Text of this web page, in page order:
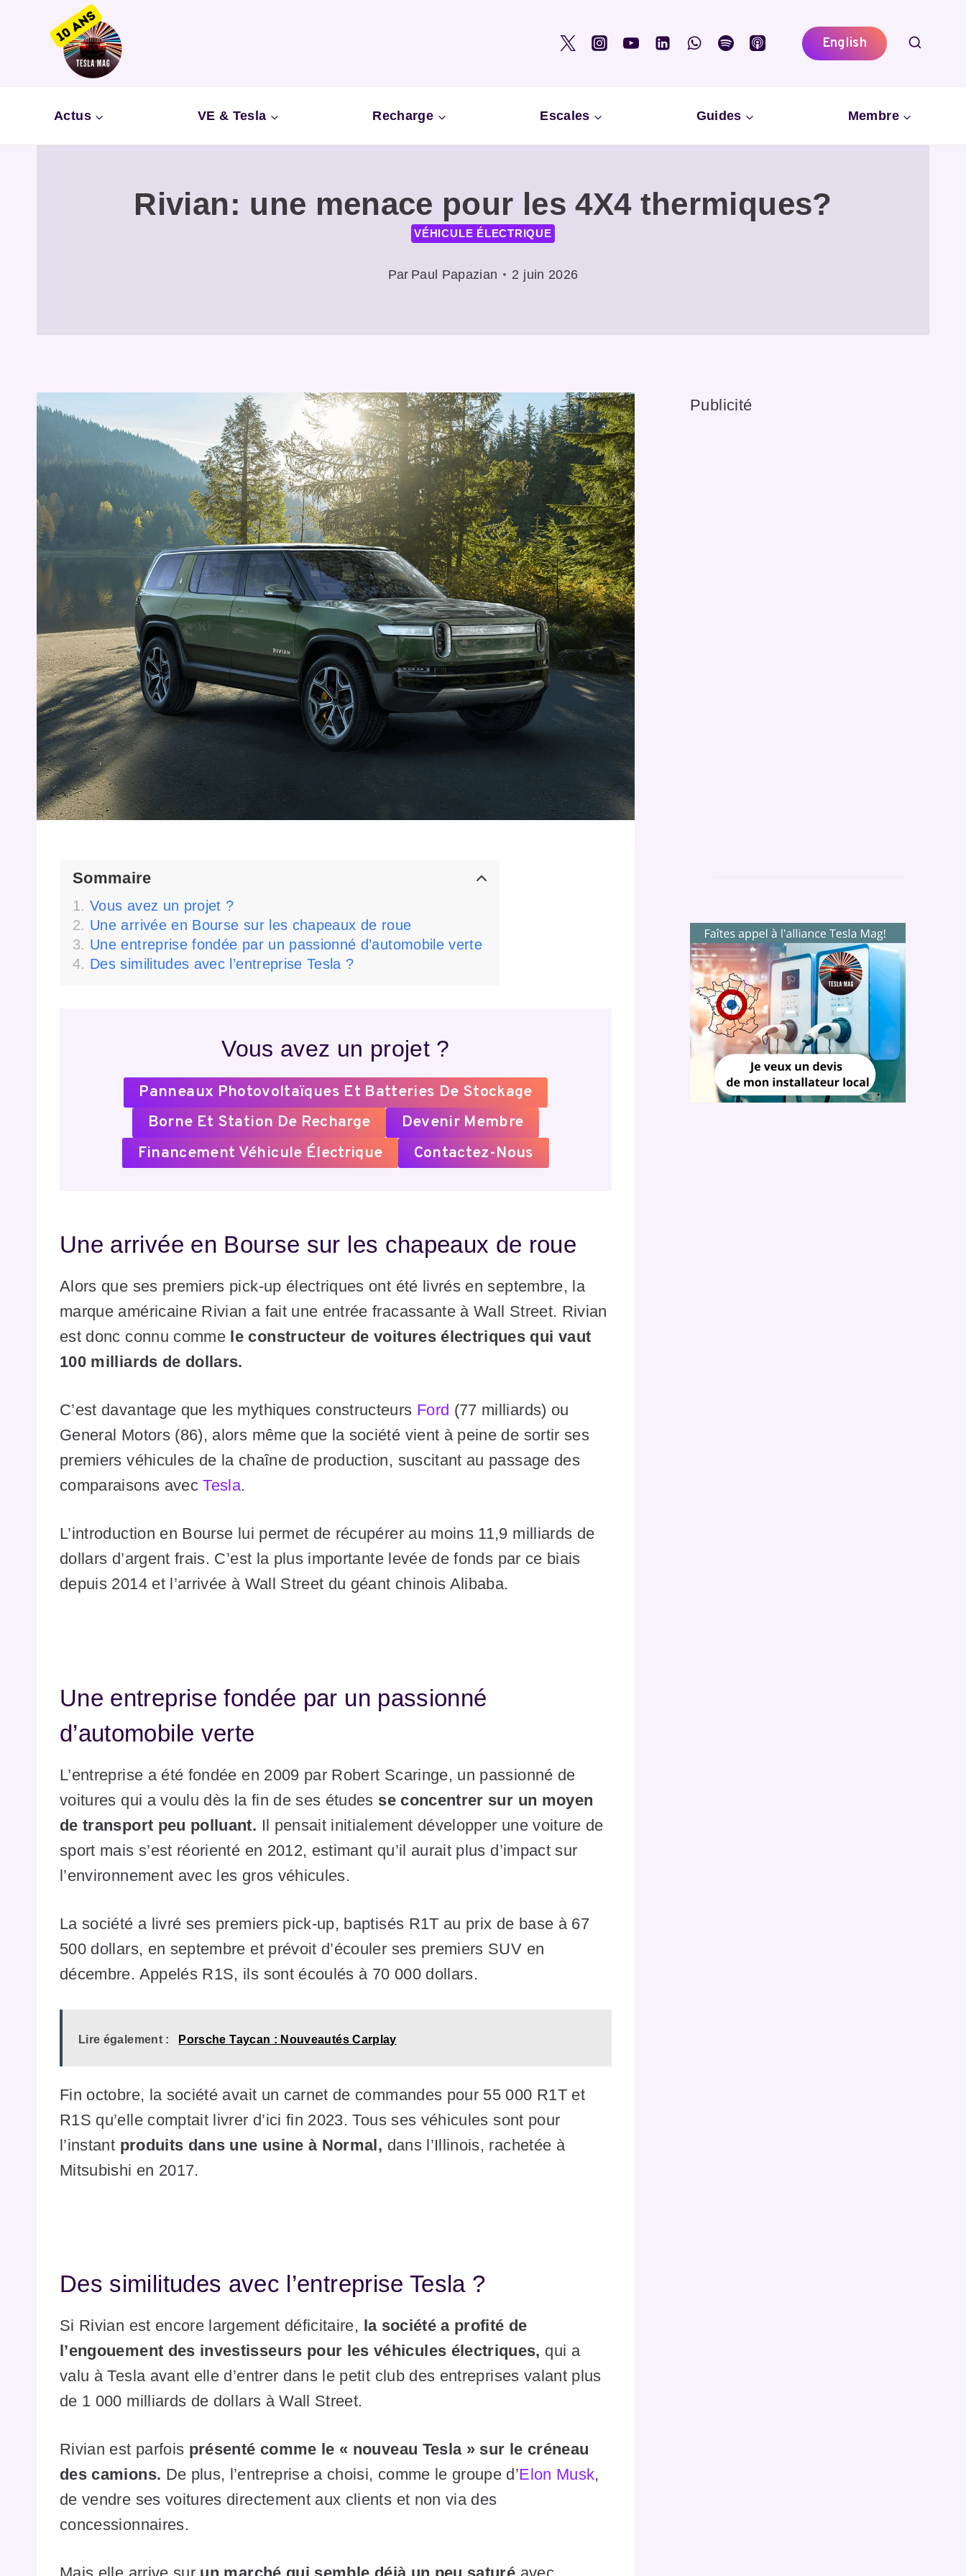
English
Actus VE & Tesla Recharge Escales Guides Membre
Rivian: une menace pour les 4X4 thermiques?
VÉHICULE ÉLECTRIQUE
Par Paul Papazian 2 juin 2026
Sommaire
Vous avez un projet ?
Une arrivée en Bourse sur les chapeaux de roue
Une entreprise fondée par un passionné d’automobile verte
Des similitudes avec l’entreprise Tesla ?
Vous avez un projet ?
Panneaux Photovoltaïques Et Batteries De Stockage
Borne Et Station De Recharge
Devenir Membre
Financement Véhicule Électrique
Contactez-Nous
Une arrivée en Bourse sur les chapeaux de roue
Alors que ses premiers pick-up électriques ont été livrés en septembre, la
marque américaine Rivian a fait une entrée fracassante à Wall Street. Rivian
est donc connu comme le constructeur de voitures électriques qui vaut
100 milliards de dollars.
C’est davantage que les mythiques constructeurs Ford (77 milliards) ou
General Motors (86), alors même que la société vient à peine de sortir ses
premiers véhicules de la chaîne de production, suscitant au passage des
comparaisons avecTesla.
L’introduction en Bourse lui permet de récupérer au moins 11,9 milliards de
dollars d’argent frais. C’est la plus importante levée de fonds par ce biais
depuis 2014 et l’arrivée à Wall Street du géant chinois Alibaba.
Une entreprise fondée par un passionné
d’automobile verte
L’entreprise a été fondée en 2009 par Robert Scaringe, un passionné de
voitures qui a voulu dès la fin de ses études se concentrer sur un moyen
de transport peu polluant. Il pensait initialement développer une voiture de
sport mais s’est réorienté en 2012, estimant qu’il aurait plus d’impact sur
l’environnement avec les gros véhicules.
La société a livré ses premiers pick-up, baptisés R1T au prix de base à 67
500 dollars, en septembre et prévoit d’écouler ses premiers SUV en
décembre. Appelés R1S, ils sont écoulés à 70 000 dollars.
Lire également : Porsche Taycan : Nouveautés Carplay
Fin octobre, la société avait un carnet de commandes pour 55 000 R1T et
R1S qu’elle comptait livrer d’ici fin 2023. Tous ses véhicules sont pour
l’instant produits dans une usine à Normal, dans l’Illinois, rachetée à
Mitsubishi en 2017.
Des similitudes avec l’entreprise Tesla ?
Si Rivian est encore largement déficitaire, la société a profité de
l’engouement des investisseurs pour les véhicules électriques, qui a
valu à Tesla avant elle d’entrer dans le petit club des entreprises valant plus
de 1 000 milliards de dollars à Wall Street.
Rivian est parfois présenté comme le « nouveau Tesla » sur le créneau
des camions. De plus, l’entreprise a choisi, comme le groupe d’Elon Musk,
de vendre ses voitures directement aux clients et non via des
concessionnaires.
Publicité